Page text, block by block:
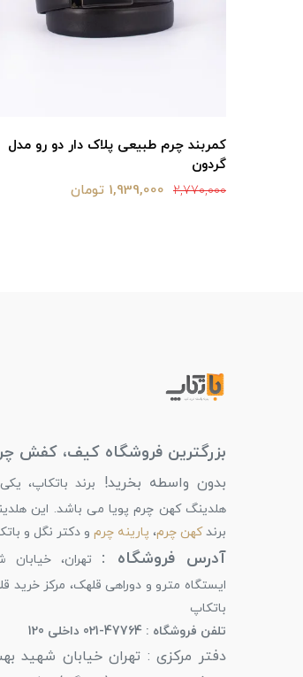
کمربند چرم طبیعی پلاک دار دو رو مدل
گردون
2,770,000 1,939,000 تومان
بزرگترین فروشگاه کیف، کفش
بدون واسطه بخرید!
برند باتکاپ،
هلدینگ کهن چرم پویا می باشد. این
برندکهن چرم، پارینه چرم و دکتر نگل و
آدرس فروشگاه : تهران، خیابان
ایستگاه مترو و دوراهی قلهک، مرکز خرید
باتکاپ
تلفن فروشگاه : 47764-021 داخلی 120
دفتر مرکزی : تهران خیابان شهید